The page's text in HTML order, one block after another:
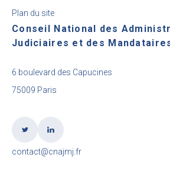
Plan du site
Conseil National des
Judiciaires et des
6 boulevard des Capucines
75009 Paris
contact@cnajmj.fr